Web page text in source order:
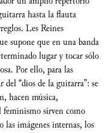
hasta la flauta
Les Reines
supone que en una banda
lugar y tocar sólo
Por ello, para las
“dios de la guitarra”: se
hacen música,
sirven como
las imágenes internas, los